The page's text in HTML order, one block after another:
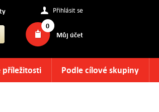
Přihlásit se
0
Můj účet
příležitosti Podle cílové skupiny